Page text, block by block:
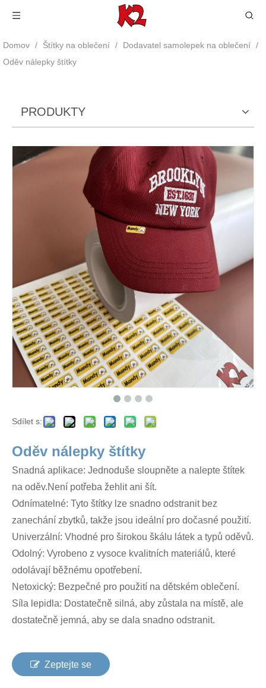
Domov / Štítky na oblečení / Dodavatel samolepek na oblečení /
Oděv nálepky štítky
PRODUKTY
Sdílet s:
Oděv nálepky štítky
Snadná aplikace: Jednoduše sloupněte a nalepte štítek
na oděv.Není potřeba žehlit ani šít.
Odnímatelné: Tyto štítky lze snadno odstranit bez
zanechání zbytků, takže jsou ideální pro dočasné použití.
Univerzální: Vhodné pro širokou škálu látek a typů oděvů.
Odolný: Vyrobeno z vysoce kvalitních materiálů, které
odolávají běžnému opotřebení.
Netoxický: Bezpečné pro použití na dětském oblečení.
Síla lepidla: Dostatečně silná, aby zůstala na místě, ale
dostatečně jemná, aby se dala snadno odstranit.
Zeptejte se